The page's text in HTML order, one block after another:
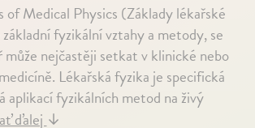
of Medical Physics (Základy lékařské
fyzikální vztahy a metody, se
nejčastěji setkat v klinické nebo
Lékařská fyzika je specifická
aplikací fyzikálních metod na živý
ďalej ↓